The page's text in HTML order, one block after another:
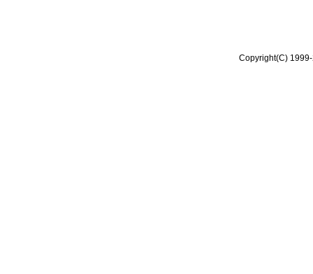
Copyright(C)